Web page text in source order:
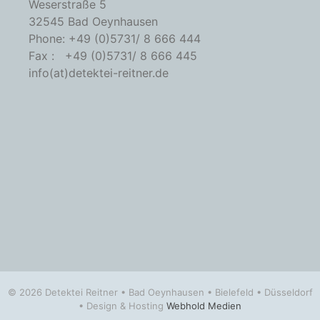
Weserstraße 5
32545 Bad Oeynhausen
Phone: +49 (0)5731/ 8 666 444
Fax : +49 (0)5731/ 8 666 445
info(at)detektei-reitner.de
© 2026 Detektei Reitner • Bad Oeynhausen • Bielefeld • Düsseldorf
• Design & Hosting Webhold Medien